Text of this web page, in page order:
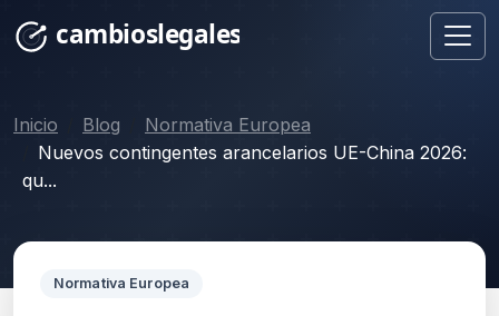
Inicio Blog
Normativa Europea
Nuevos contingentes arancelarios UE-China 2026:
qu...
Normativa Europea